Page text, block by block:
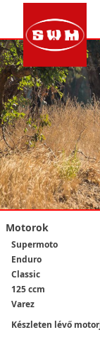
Motorok
Supermoto
Enduro
Classic
125 ccm
Varez
Készleten lévő